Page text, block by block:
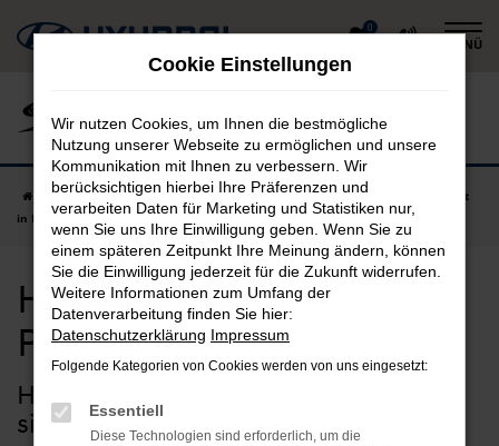
Zum
Hauptinhalt
0
MENÜ
Startseite Passau Hyundai Hyundai i30
Hyundai i30 gebraucht
in Passau günstig kaufen
Hyundai i30 gebraucht in
Passau günstig kaufen
Hyundai i30 Gebrauchtwagen – Ihr
sicherer Autokauf für Passau
Cookie Einstellungen
Wir nutzen Cookies, um Ihnen die bestmögliche
Nutzung unserer Webseite zu ermöglichen und unsere
Kommunikation mit Ihnen zu verbessern. Wir
berücksichtigen hierbei Ihre Präferenzen und
verarbeiten Daten für Marketing und Statistiken nur,
wenn Sie uns Ihre Einwilligung geben. Wenn Sie zu
einem späteren Zeitpunkt Ihre Meinung ändern, können
Sie die Einwilligung jederzeit für die Zukunft widerrufen.
Weitere Informationen zum Umfang der
Datenverarbeitung finden Sie hier:
Datenschutzerklärung Impressum
Folgende Kategorien von Cookies werden von uns eingesetzt:
Essentiell
Diese Technologien sind erforderlich, um die